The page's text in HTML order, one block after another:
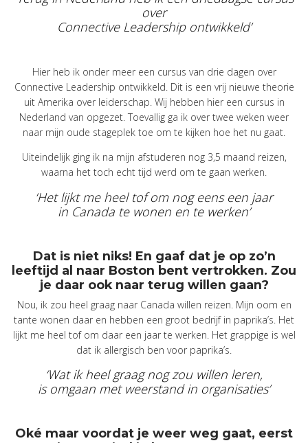
over
Connective Leadership ontwikkeld’
Hier heb ik onder meer een cursus van drie dagen over
Connective Leadership ontwikkeld. Dit is een vrij nieuwe theorie
uit Amerika over leiderschap. Wij hebben hier een cursus in
Nederland van opgezet. Toevallig ga ik over twee weken weer
naar mijn oude stageplek toe om te kijken hoe het nu gaat.
Uiteindelijk ging ik na mijn afstuderen nog 3,5 maand reizen,
waarna het toch echt tijd werd om te gaan werken.
‘Het lijkt me heel tof om nog eens een jaar
in Canada te wonen en te werken’
Dat is niet niks! En gaaf dat je op zo’n
leeftijd al naar Boston bent vertrokken. Zou
je daar ook naar terug willen gaan?
Nou, ik zou heel graag naar Canada willen reizen. Mijn oom en
tante wonen daar en hebben een groot bedrijf in paprika’s. Het
lijkt me heel tof om daar een jaar te werken. Het grappige is wel
dat ik allergisch ben voor paprika’s.
‘Wat ik heel graag nog zou willen leren,
is omgaan met weerstand in organisaties’
Oké maar voordat je weer weg gaat, eerst